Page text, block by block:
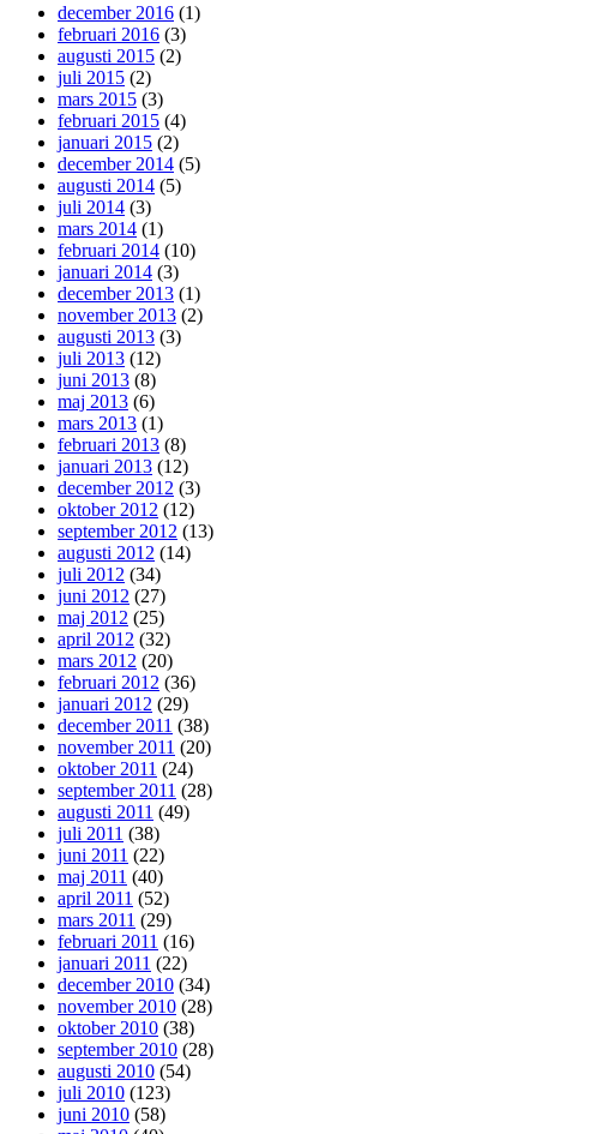
december 2016 (1)
februari 2016 (3)
augusti 2015 (2)
juli 2015 (2)
mars 2015 (3)
februari 2015 (4)
januari 2015 (2)
december 2014 (5)
augusti 2014 (5)
juli 2014 (3)
mars 2014 (1)
februari 2014 (10)
januari 2014 (3)
december 2013 (1)
november 2013 (2)
augusti 2013 (3)
juli 2013 (12)
juni 2013 (8)
maj 2013 (6)
mars 2013 (1)
februari 2013 (8)
januari 2013 (12)
december 2012 (3)
oktober 2012 (12)
september 2012 (13)
augusti 2012 (14)
juli 2012 (34)
juni 2012 (27)
maj 2012 (25)
april 2012 (32)
mars 2012 (20)
februari 2012 (36)
januari 2012 (29)
december 2011 (38)
november 2011 (20)
oktober 2011 (24)
september 2011 (28)
augusti 2011 (49)
juli 2011 (38)
juni 2011 (22)
maj 2011 (40)
april 2011 (52)
mars 2011 (29)
februari 2011 (16)
januari 2011 (22)
december 2010 (34)
november 2010 (28)
oktober 2010 (38)
september 2010 (28)
augusti 2010 (54)
juli 2010 (123)
juni 2010 (58)